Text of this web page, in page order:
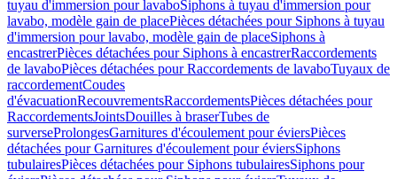
tuyau d'immersion pour lavaboSiphons à tuyau d'immersion pour
lavabo, modèle gain de placePièces détachées pour Siphons à tuyau
d'immersion pour lavabo, modèle gain de placeSiphons à
encastrerPièces détachées pour Siphons à encastrerRaccordements
de lavaboPièces détachées pour Raccordements de lavaboTuyaux de
raccordementCoudes
d'évacuationRecouvrementsRaccordementsPièces détachées pour
RaccordementsJointsDouilles à braserTubes de
surverseProlongesGarnitures d'écoulement pour éviersPièces
détachées pour Garnitures d'écoulement pour éviersSiphons
tubulairesPièces détachées pour Siphons tubulairesSiphons pour